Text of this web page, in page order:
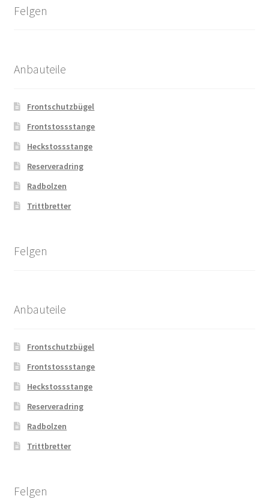
Felgen
Anbauteile
Frontschutzbügel
Frontstossstange
Heckstossstange
Reserveradring
Radbolzen
Trittbretter
Felgen
Anbauteile
Frontschutzbügel
Frontstossstange
Heckstossstange
Reserveradring
Radbolzen
Trittbretter
Felgen